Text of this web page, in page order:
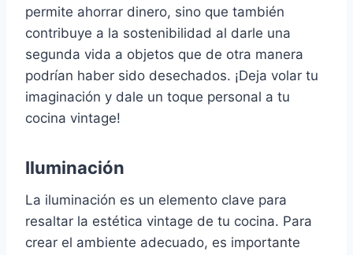
permite ahorrar dinero, sino que también
contribuye a la sostenibilidad al darle una
segunda vida a objetos que de otra manera
podrían haber sido desechados. ¡Deja volar tu
imaginación y dale un toque personal a tu
cocina vintage!
Iluminación
La iluminación es un elemento clave para
resaltar la estética vintage de tu cocina. Para
crear el ambiente adecuado, es importante